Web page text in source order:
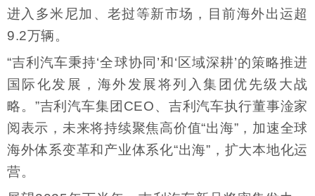
进入多米尼加、老挝等新市场，目前海外出运超
9.2万辆。
“吉利汽车秉持‘全球协同’和‘区域深耕’的策略推进
国际化发展，海外发展将列入集团优先级大战
略。”吉利汽车集团CEO、吉利汽车执行董事淦家
阅表示，未来将持续聚焦高价值“出海”，加速全球
海外体系变革和产业体系化“出海”，扩大本地化运
营。